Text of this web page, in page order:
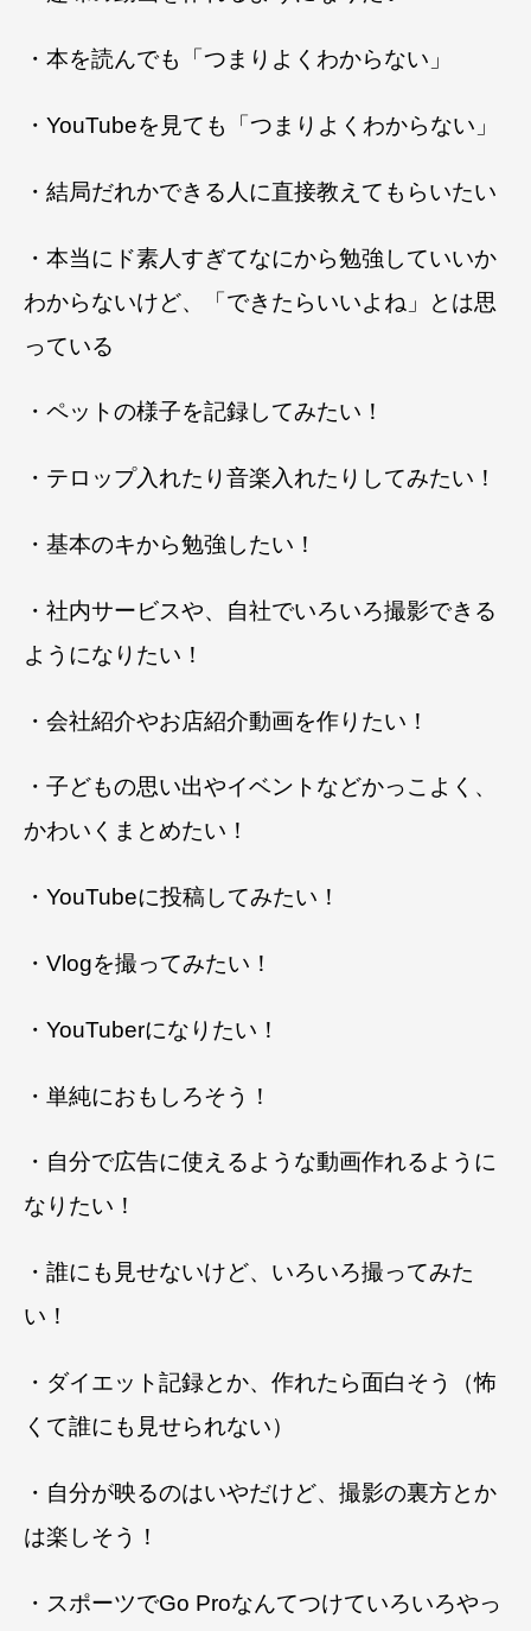
・本を読んでも「つまりよくわからない」
・YouTubeを見ても「つまりよくわからない」
・結局だれかできる人に直接教えてもらいたい
・本当にド素人すぎてなにから勉強していいか
わからないけど、「できたらいいよね」とは思
っている
・ペットの様子を記録してみたい！
・テロップ入れたり音楽入れたりしてみたい！
・基本のキから勉強したい！
・社内サービスや、自社でいろいろ撮影できる
ようになりたい！
・会社紹介やお店紹介動画を作りたい！
・子どもの思い出やイベントなどかっこよく、
かわいくまとめたい！
・YouTubeに投稿してみたい！
・Vlogを撮ってみたい！
・YouTuberになりたい！
・単純におもしろそう！
・自分で広告に使えるような動画作れるように
なりたい！
・誰にも見せないけど、いろいろ撮ってみた
い！
・ダイエット記録とか、作れたら面白そう（怖
くて誰にも見せられない）
・自分が映るのはいやだけど、撮影の裏方とか
は楽しそう！
・スポーツでGo Proなんてつけていろいろやっ